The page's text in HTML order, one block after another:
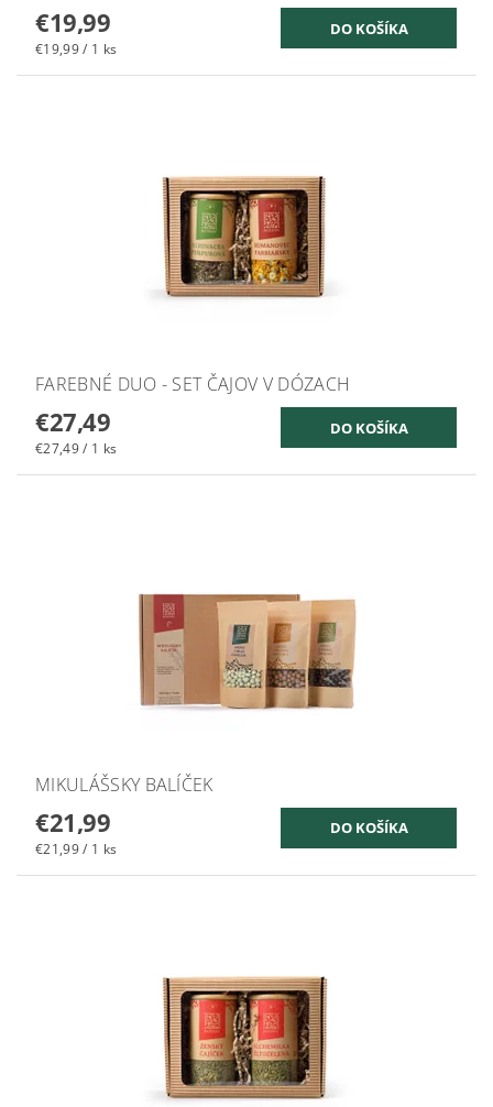
€19,99
€19,99 / 1 ks
FAREBNÉ DUO - SET ČAJOV V DÓZACH
€27,49
€27,49 / 1 ks
MIKULÁŠSKY BALÍČEK
€21,99
€21,99 / 1 ks